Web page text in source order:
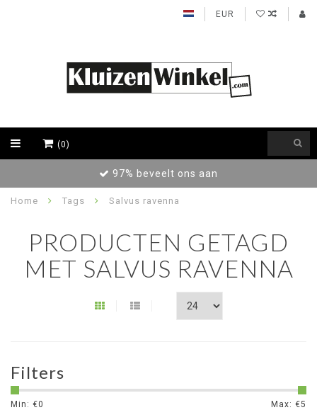
EUR
(0)
97% beveelt ons aan
Home Tags Salvus ravenna
PRODUCTEN GETAGD
MET SALVUS RAVENNA
Filters
Min: €0 Max: €5